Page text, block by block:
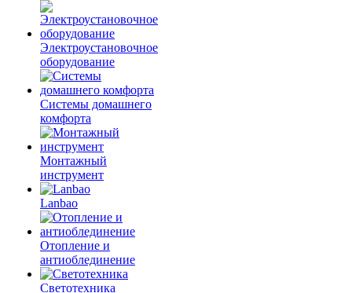
Электроустановочное
оборудование
Системы домашнего
комфорта
Монтажный
инструмент
Lanbao
Отопление и
антиоблединение
Светотехника